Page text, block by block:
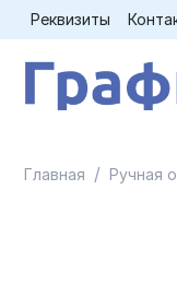
Реквизиты
Главная / Ручная